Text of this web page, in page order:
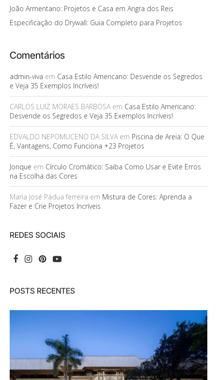
João Armentano: Projetos e Casa em Angra dos Reis
Especificação do Drywall: Guia Completo para Projetos
Comentários
admin-viva em Casa Estilo Americano: Desvende os Segredos
e Veja 35 Exemplos Incríveis!
CARLOS LUIZ MORAES BARBOSAem Casa Estilo Americano:
Desvende os Segredos e Veja 35 Exemplos Incríveis!
EDVALDO NEPOMUCENO DA SILVAem Piscina de Areia: O Que
É, Vantagens, Como Funciona +23 Projetos
Jonque em Círculo Cromático: Saiba Como Usar e Evite Erros
na Escolha das Cores
Maria José Pádua ferreira em Mistura de Cores: Aprenda a
Fazer e Crie Projetos Incríveis
REDES SOCIAIS
POSTS RECENTES